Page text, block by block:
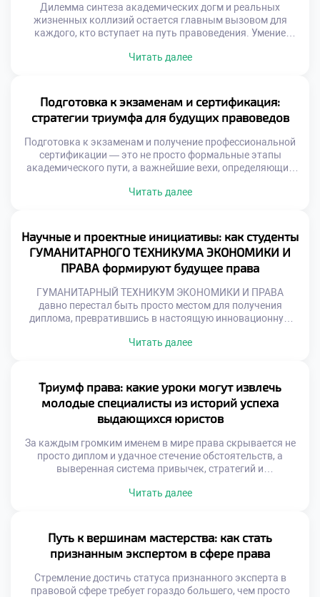
Дилемма синтеза академических догм и реальных
жизненных коллизий остается главным вызовом для
каждого, кто вступает на путь правоведения. Умение
судебной практикой отличает настоящего мастера от
надежным трамплином, который позволяет будущим
экспертам с первых дней погружаться в […]
Читать далее
Подготовка к экзаменам и сертификация:
стратегии триумфа для будущих правоведов
Подготовка к экзаменам и получение профессиональной
сертификации — это не просто формальные этапы
академического пути, а важнейшие вехи, определяющие
процессы напрямую влияют на глубину усвоенных
обучение в московском техникуме становится тем самым
надежным фундаментом, который закладывает
правильные алгоритмы подготовки и […]
Читать далее
Научные и проектные инициативы: как студенты
ГУМАНИТАРНОГО ТЕХНИКУМА ЭКОНОМИКИ И
ПРАВА формируют будущее права
ГУМАНИТАРНЫЙ ТЕХНИКУМ ЭКОНОМИКИ И ПРАВА
давно перестал быть просто местом для получения
диплома, превратившись в настоящую инновационную
концепции. В этом уникальном пространстве
взгляда на право. Именно поэтому качественное
обучение в московском техникуме позволяет учащимся
не просто изучать догмы, а […]
Читать далее
Триумф права: какие уроки могут извлечь
молодые специалисты из историй успеха
выдающихся юристов
За каждым громким именем в мире права скрывается не
просто диплом и удачное стечение обстоятельств, а
выверенная система привычек, стратегий и
мэтров юриспруденции служат бесценным учебником для
техникуме закладывает тот самый надежный фундамент,
на котором впоследствии […]
Читать далее
Путь к вершинам мастерства: как стать
признанным экспертом в сфере права
Стремление достичь статуса признанного эксперта в
правовой сфере требует гораздо большего, чем просто